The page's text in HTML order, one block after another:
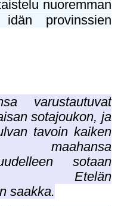
nuoremman
provinssien
varustautuvat
sotajoukon, ja
tavoin kaiken
maahansa
sotaan
Etelän
saakka.